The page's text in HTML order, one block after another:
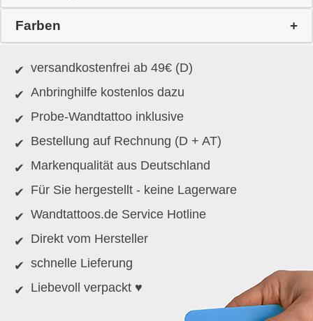
Farben
versandkostenfrei ab 49€ (D)
Anbringhilfe kostenlos dazu
Probe-Wandtattoo inklusive
Bestellung auf Rechnung (D + AT)
Markenqualität aus Deutschland
Für Sie hergestellt - keine Lagerware
Wandtattoos.de Service Hotline
Direkt vom Hersteller
schnelle Lieferung
Liebevoll verpackt ♥